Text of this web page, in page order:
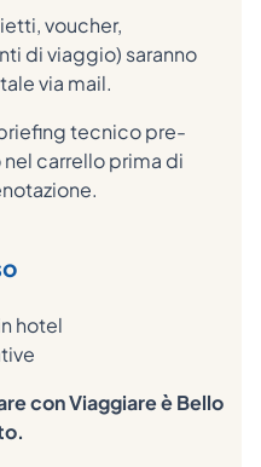
voucher,
di viaggio) saranno
via mail.
tecnico pre-
carrello prima di
hotel
con Viaggiare è Bello